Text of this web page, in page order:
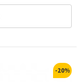
-20%